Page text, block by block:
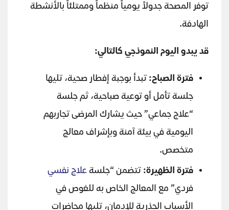
توفر المصحة جدولاً يومياً منظماً وممتلئاً بالأنشطة
الهادفة.
قد يبدو اليوم النموذجي كالتالي:
فترة الصباح: تبدأ بوجبة إفطار صحية، تليها
جلسة تأمل أو توعية صباحية، ثم جلسة
“علاج جماعي” حيث يشارك المرضى تجاربهم
اليومية في بيئة آمنة وبإشراف معالج
متخصص.
فترة الظهيرة: تتضمن “جلسةعلاج نفسي
فردي” مع المعالج الخاص به للغوص في
الأسباب الجذرية للإدمان، تليها محاضرات